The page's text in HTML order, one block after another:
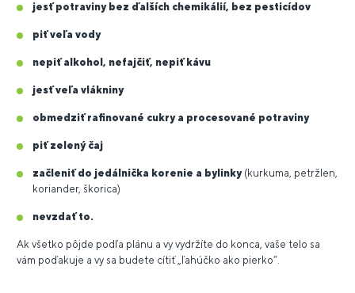
jesť potraviny bez ďalších chemikálií, bez pesticídov
piť veľa vody
nepiť alkohol, nefajčiť, nepiť kávu
jesť veľa vlákniny
obmedziť rafinované cukry a procesované potraviny
piť zelený čaj
začleniť do jedálnička korenie a bylinky(kurkuma, petržlen,
koriander, škorica)
nevzdať to.
Ak všetko pôjde podľa plánu a vy vydržíte do konca, vaše telo sa
vám poďakuje a vy sa budete cítiť „ľahúčko ako pierko“.